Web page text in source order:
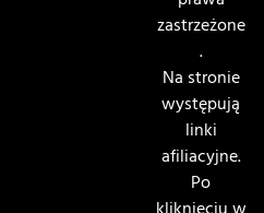
zastrzeżone
.
Na stronie
występują
linki
afiliacyjne.
Po